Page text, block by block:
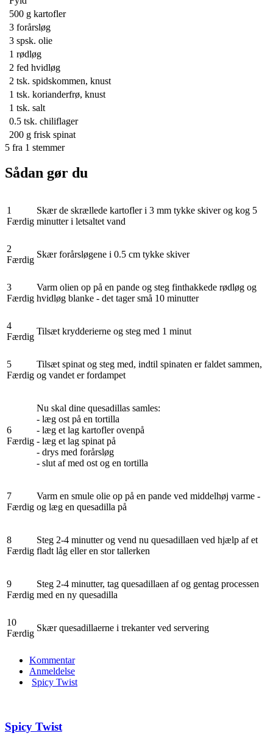
500 g kartofler
3 forårsløg
3 spsk. olie
1 rødløg
2 fed hvidløg
2 tsk. spidskommen, knust
1 tsk. korianderfrø, knust
1 tsk. salt
0.5 tsk. chiliflager
200 g frisk spinat
5 fra 1 stemmer
Sådan gør du
1
Færdig
Skær de skrællede kartofler i 3 mm tykke skiver og kog 5
minutter i letsaltet vand
2
Færdig
Skær forårsløgene i 0.5 cm tykke skiver
3
Færdig
Varm olien op på en pande og steg finthakkede rødløg og
hvidløg blanke - det tager små 10 minutter
4
Færdig
Tilsæt krydderierne og steg med 1 minut
5
Færdig
Tilsæt spinat og steg med, indtil spinaten er faldet sammen,
og vandet er fordampet
6
Færdig
Nu skal dine quesadillas samles:
- læg ost på en tortilla
- læg et lag kartofler ovenpå
- læg et lag spinat på
- drys med forårsløg
- slut af med ost og en tortilla
7
Færdig
Varm en smule olie op på en pande ved middelhøj varme -
og læg en quesadilla på
8
Færdig
Steg 2-4 minutter og vend nu quesadillaen ved hjælp af et
fladt låg eller en stor tallerken
9
Færdig
Steg 2-4 minutter, tag quesadillaen af og gentag processen
med en ny quesadilla
10
Færdig
Skær quesadillaerne i trekanter ved servering
Kommentar
Anmeldelse
Spicy Twist
Spicy Twist